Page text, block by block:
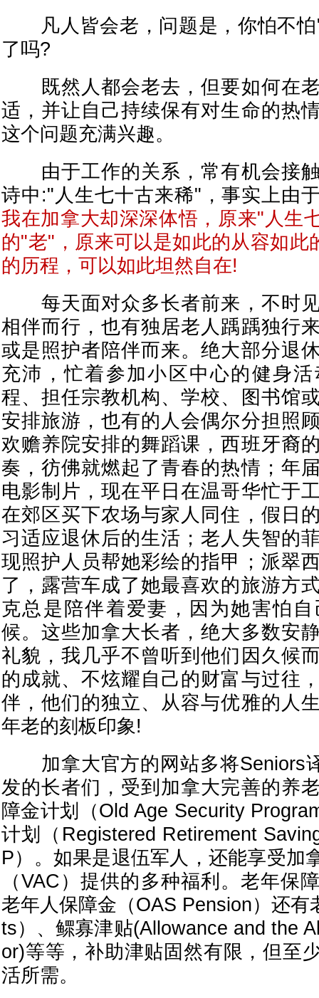
凡人皆会老，问题是，你怕不怕
了吗?
既然人都会老去，但要如何在老
适，并让自己持续保有对生命的热
这个问题充满兴趣。
由于工作的关系，常有机会接触
诗中:"人生七十古来稀"，事实上由
我在加拿大却深深体悟，原来"人生
的"老"，原来可以是如此的从容如此
的历程，可以如此坦然自在!
每天面对众多长者前来，不时见
相伴而行，也有独居老人踽踽独行
或是照护者陪伴而来。绝大部分退
充沛，忙着参加小区中心的健身
程、担任宗教机构、学校、图书馆
安排旅游，也有的人会偶尔分担照
欢赡养院安排的舞蹈课，西班牙裔
奏，彷佛就燃起了青春的热情；年
电影制片，现在平日在温哥华忙于
在郊区买下农场与家人同住，假日
习适应退休后的生活；老人失智的
现照护人员帮她彩绘的指甲；派翠
了，露营车成了她最喜欢的旅游方
克总是陪伴着爱妻，因为她害怕
候。这些加拿大长者，绝大多数安
礼貌，我几乎不曾听到他们因久候
的成就、不炫耀自己的财富与过往
伴，他们的独立、从容与优雅的人
年老的刻板印象!
加拿大官方的网站多将Seniors
发的长者们，受到加拿大完善的养
障金计划（Old Age Security
计划（Registered Retirement
P）。如果是退伍军人，还能享受加
（VAC）提供的多种福利。老年保
老年人保障金（OAS Pension）还有
ts）、鳏寡津贴(Allowance and the
or)等等，补助津贴固然有限，但至
活所需。